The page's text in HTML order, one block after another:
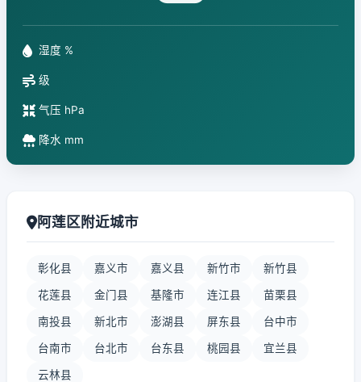
湿度 %
级
气压 hPa
降水 mm
阿莲区附近城市
彰化县 嘉义市 嘉义县 新竹市 新竹县
花莲县 金门县 基隆市 连江县 苗栗县
南投县 新北市 澎湖县 屏东县 台中市
台南市 台北市 台东县 桃园县 宜兰县
云林县